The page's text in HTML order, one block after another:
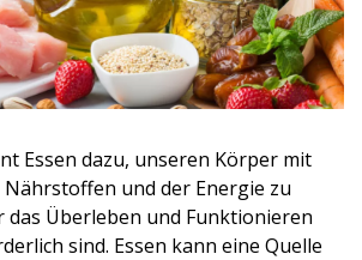
Essen dazu, unseren Körper mit
und der Energie zu
das Überleben und Funktionieren
sind. Essen kann eine Quelle